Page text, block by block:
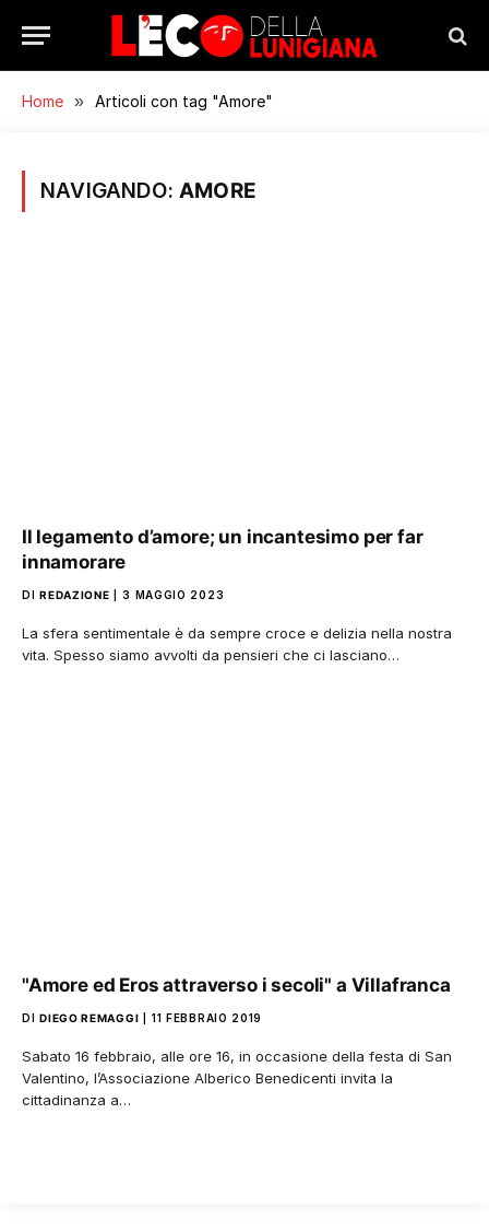
Home » Articoli con tag "Amore"
NAVIGANDO:AMORE
Il legamento d’amore; un incantesimo per far
innamorare
DI REDAZIONE 3 MAGGIO 2023
La sfera sentimentale è da sempre croce e delizia nella nostra
vita. Spesso siamo avvolti da pensieri che ci lasciano…
"Amore ed Eros attraverso i secoli" a Villafranca
DI DIEGO REMAGGI 11 FEBBRAIO 2019
Sabato 16 febbraio, alle ore 16, in occasione della festa di San
Valentino, l’Associazione Alberico Benedicenti invita la
cittadinanza a…